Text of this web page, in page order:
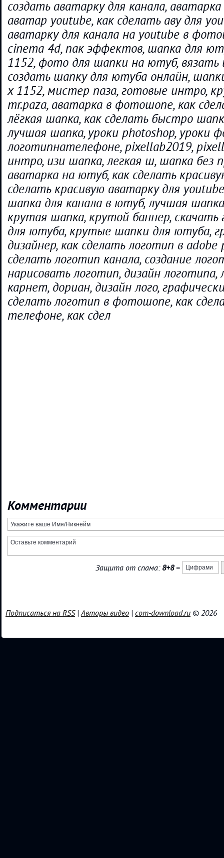
создать аватарку для канала,
аватар youtube, как сделать аву для
аватарку для канала на youtube в
cinema 4d, пак эффектов, шапка для
1152, фото для шапки на ютуб, вязать
создать шапку для ютуба онлайн,
х 1152, мистер паза, готовые интро,
mr.paza, аватарка в фотошопе, как
лёгкая шапка, как сделать быстро
лучшая шапка, уроки photoshop, уроки
логотипнателефоне, pixellab2019,
интро, изи шапка, легкая ш, шапка без
аватарка на ютуб, как сделать
сделать красивую аватарку для
шапка для канала в ютуб, лучшая
крутая шапка, крутой баннер,
для ютуба, крутые шапки для ютуба,
дизайнер, как сделать логотип в adobe
сделать логотип канала, создание
нарисовать логотип, дизайн логотипа,
карнет, дориан, дизайн лого,
сделать логотип в фотошопе, как
телефоне, как сдел
Комментарии
Защита от спама: 8+8=
Подписаться на RSS|Авторы видео | com-download.ru © 2026